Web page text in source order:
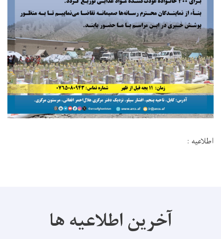
اطلاعیه :
آخرین اطلاعیه ها